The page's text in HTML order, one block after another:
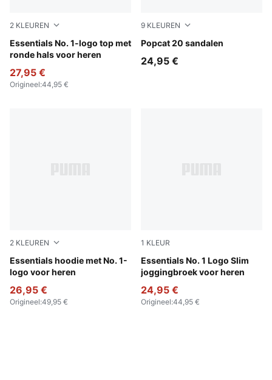
2 KLEUREN
Essentials No. 1-logo top met
ronde hals voor heren
Medium Gray Heather
27,95 €
Origineel:44,95 €
9 KLEUREN
Popcat 20 sandalen
Lucite-Blue Jewel
24,95 €
2 KLEUREN
Essentials hoodie met No. 1-
logo voor heren
Dark Gray Heather
26,95 €
Origineel:49,95 €
1 KLEUR
Essentials No. 1 Logo Slim
joggingbroek voor heren
Medium Gray Heather
24,95 €
Origineel:44,95 €